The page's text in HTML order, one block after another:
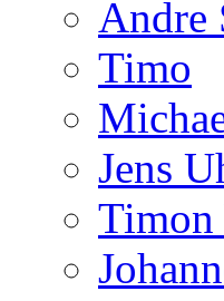
Andre
Timo
Jens
Timon